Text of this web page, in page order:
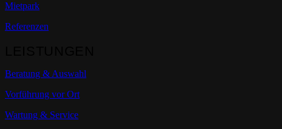
Mietpark
Referenzen
Beratung & Auswahl
Vorführung vor Ort
Wartung & Service